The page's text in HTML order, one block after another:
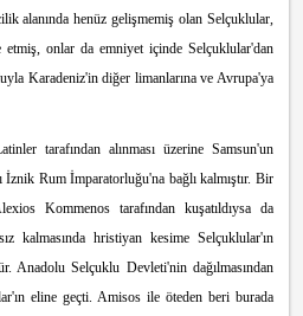
alanında henüz gelişmemiş olan Selçuklular,
onlar da emniyet içinde Selçuklular'dan
Karadeniz'in diğer limanlarına ve Avrupa'ya
tarafından alınması üzerine Samsun'un
İznik Rum İmparatorluğu'na bağlı kalmıştır. Bir
Kommenos tarafından kuşatıldıysa da
kalmasında hristiyan kesime Selçuklular'ın
Anadolu Selçuklu Devleti'nin dağılmasından
eline geçti. Amisos ile öteden beri burada